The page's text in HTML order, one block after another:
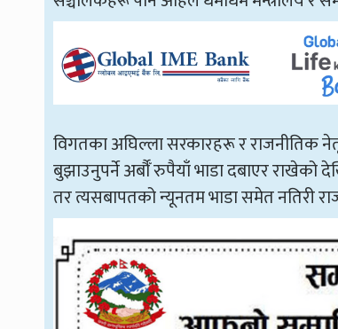
विगतका अघिल्ला सरकारहरू र राजनीतिक
बुझाउनुपर्ने अर्बौँ रुपैयाँ भाडा दबाएर राखेको
तर त्यसबापतको न्यूनतम भाडा समेत नतिरी